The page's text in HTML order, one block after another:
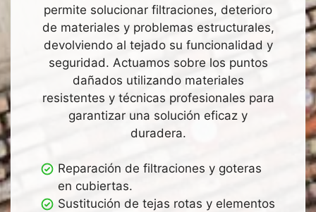
permite solucionar filtraciones, deterioro
de materiales y problemas estructurales,
devolviendo al tejado su funcionalidad y
seguridad. Actuamos sobre los puntos
dañados utilizando materiales
resistentes y técnicas profesionales para
garantizar una solución eficaz y
duradera.
Reparación de filtraciones y goteras
en cubiertas.
Sustitución de tejas rotas y elementos